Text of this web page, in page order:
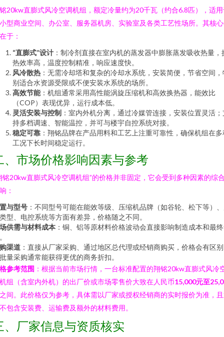
20kw直膨式风冷空调机组，额定冷量约为20千瓦（约合6.8匹），适
型商业空间、办公室、服务器机房、实验室及各类工艺性场所。其核
于：
“直膨式”设计 ：制冷剂直接在室内机的蒸发器中膨胀蒸发吸收热量，
热效率高，温度控制精准，响应速度快。
风冷散热 ：无需冷却塔和复杂的冷却水系统，安装简便，节省空间，
别适合水资源受限或不便安装水系统的场所。
高效节能：机组通常采用高性能涡旋压缩机和高效换热器，能效比
（COP）表现优异，运行成本低。
灵活安装与控制 ：室内外机分离，通过冷媒管连接，安装位置灵活；
持多档调速、智能温控，并可与楼宇自控系统对接。
稳定可靠 ：翔铭品牌在产品用料和工艺上注重可靠性，确保机组在多
工况下长时间稳定运行。
、市场价格影响因素与参考
铭20kw直膨式风冷空调机组”的价格并非固定，它会受到多种因素的综
：
与型号 ：不同型号可能在能效等级、压缩机品牌（如谷轮、松下等）
型、电控系统等方面有差异，价格随之不同。
供需与材料成本 ：铜、铝等原材料价格波动会直接影响制造成本和最
渠道 ：直接从厂家采购、通过地区总代理或经销商购买，价格会有区
量采购通常能获得更优的商务折扣。
参考范围 ：根据当前市场行情，一台标准配置的翔铭20kw直膨式风冷
组（含室内外机）的出厂价或市场零售价大致在人民币15,000元至
之间。此价格仅为参考，具体需以厂家或授权经销商的实时报价为准，
包含安装费、运输费及额外的材料费用。
、厂家信息与资质核实